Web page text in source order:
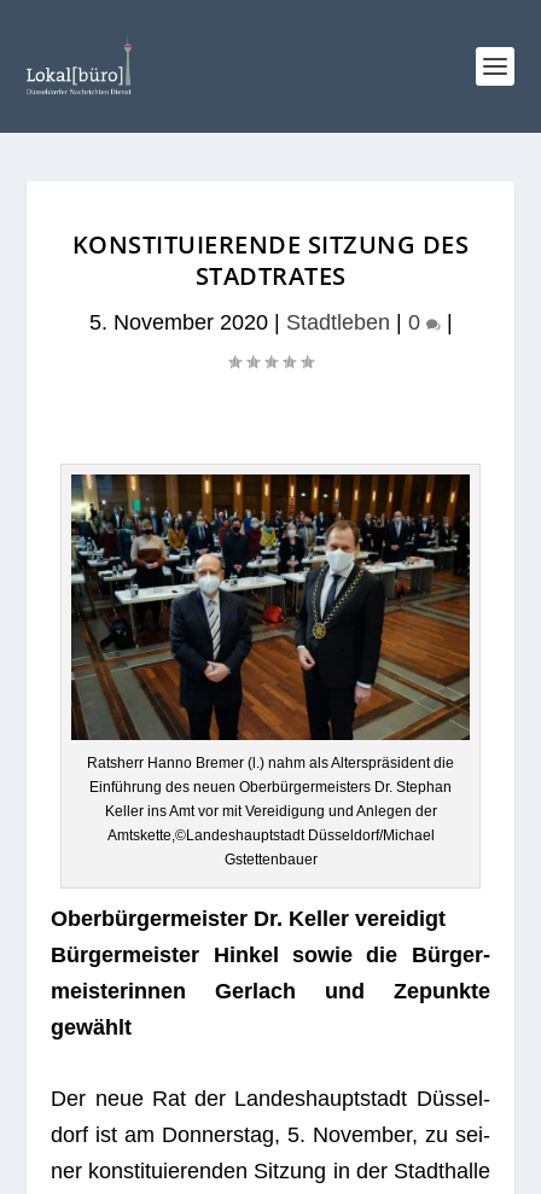
KONSTITUIERENDE SITZUNG DES
STADTRATES
5. November 2020| Stadtleben 0 |
Rats­herr Hanno Bre­mer (l.) nahm als Alters­prä­si­dent die
Ein­füh­rung des neuen Ober­bür­ger­meis­ters Dr. Ste­phan
Kel­ler ins Amt vor mit Ver­ei­di­gung und Anle­gen der
Amtskette,©Landeshauptstadt Düsseldorf/Michael
Gstettenbauer
Ober­bür­ger­meis­ter Dr. Kel­ler vereidigt
Bür­ger­meis­ter Hin­kel sowie die Bür­ger­
meis­te­rin­nen Ger­lach und Zepunkte
gewählt
Der neue Rat der Lan­des­haupt­stadt Düs­sel­
dorf ist am Don­ners­tag, 5. Novem­ber, zu sei­
ner kon­sti­tu­ie­ren­den Sit­zung in der Stadt­halle